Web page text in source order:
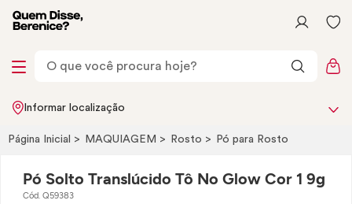
Informar localização
Página Inicial MAQUIAGEM Rosto Pó para Rosto
Pó Solto Translúcido Tô No Glow Cor 1 9g
Cód. Q59383